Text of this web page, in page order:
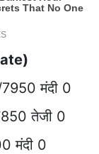
मंदी 0
तेजी 0
मंदी 0